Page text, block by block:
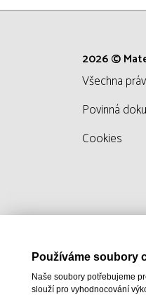
2026 ©
všechna
Povinná
Cookies
Používáme soubory
Naše soubory potřebujeme
slouží pro vyhodnocování